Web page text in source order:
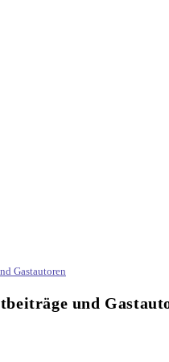
Gastautoren
und